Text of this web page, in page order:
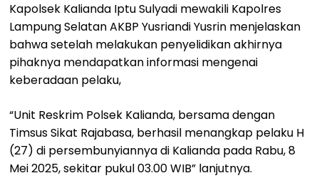
Kapolsek Kalianda Iptu Sulyadi mewakili Kapolres
Lampung Selatan AKBP Yusriandi Yusrin menjelaskan
bahwa setelah melakukan penyelidikan akhirnya
pihaknya mendapatkan informasi mengenai
keberadaan pelaku,
“Unit Reskrim Polsek Kalianda, bersama dengan
Timsus Sikat Rajabasa, berhasil menangkap pelaku H
(27) di persembunyiannya di Kalianda pada Rabu, 8
Mei 2025, sekitar pukul 03.00 WIB” lanjutnya.